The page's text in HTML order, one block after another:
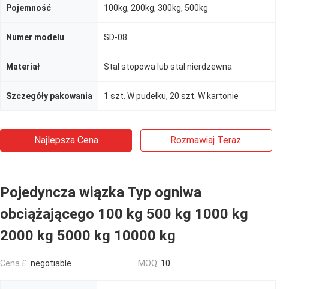
Pojemność 100kg, 200kg, 300kg, 500kg
Numer modelu SD-08
Materiał Stal stopowa lub stal nierdzewna
Szczegóły pakowania 1 szt. W pudełku, 20 szt. W kartonie
Najlepsza Cena Rozmawiaj Teraz.
Pojedyncza wiązka Typ ogniwa
obciążającego 100 kg 500 kg 1000 kg
2000 kg 5000 kg 10000 kg
Cena £: negotiable MOQ: 10